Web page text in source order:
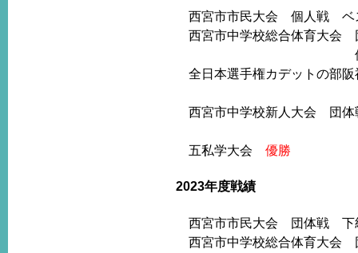
西宮市市民大会 個人戦 ベ
西宮市中学校総合体育大会
個人戦 第３位 松
全日本選手権カデットの部
西宮市中学校新人大会 団
五私学大会 優勝
2023年度戦績
西宮市市民大会 団体戦
西宮市中学校総合体育大